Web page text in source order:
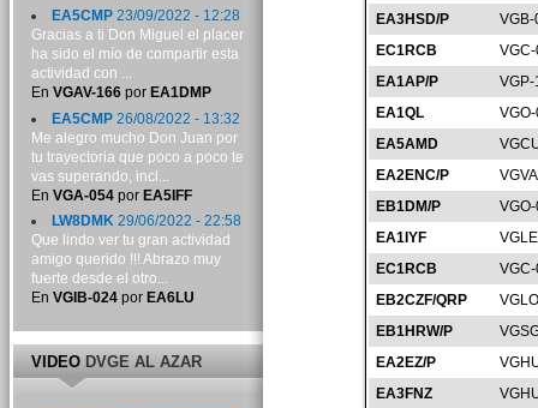
EA3HSD/P
EC1RCB
EA1AP/P
EA1QL
EA5AMD
EA2ENC/P
EB1DM/P
EA1IYF
EC1RCB
EB2CZF/QRP
EB1HRW/P
EA2EZ/P
EA3FNZ
EA5CMP23/09/2022 - 12:28
Gracias a ti Don Miguel el placer
ha sido el mío de compartir esta
actividad con ...
En VGAV-166por EA1DMP
EA5CMP26/08/2022 - 13:32
Me alegro mucho Don Juan por
tu trayectoria que poco a poco te
vas superando, incl...
En VGA-054por EA5IFF
LW8DMK29/06/2022 - 22:58
Que lindo ver tu gran actividad
amigo querido !!! Abrazo muy
fuerte desde el otro...
En VGIB-024por EA6LU
VIDEODVGE AL AZAR